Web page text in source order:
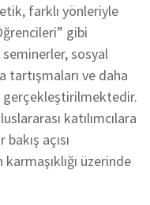
farklı yönleriyle
gibi
sosyal
tartışmaları ve daha
gerçekleştirilmektedir.
katılımcılara
açısı
üzerinde